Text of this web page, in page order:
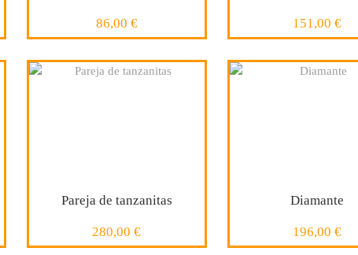
86,00 € 151,00 €
Pareja de tanzanitas
280,00 €
Diamante
196,00 €